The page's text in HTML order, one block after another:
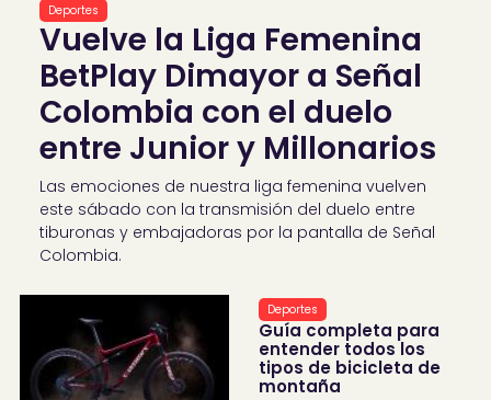
Deportes
Vuelve la Liga Femenina
BetPlay Dimayor a Señal
Colombia con el duelo
entre Junior y Millonarios
Las emociones de nuestra liga femenina vuelven
este sábado con la transmisión del duelo entre
tiburonas y embajadoras por la pantalla de Señal
Colombia.
Deportes
Guía completa para
entender todos los
tipos de bicicleta de
montaña